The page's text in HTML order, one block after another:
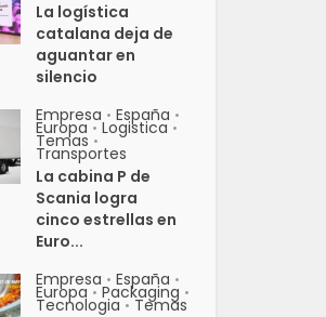
La logística
catalana deja de
aguantar en
silencio
Empresa • España •
Europa • Logistica •
Temas •
Transportes
La cabina P de
Scania logra
cinco estrellas en
Euro...
Empresa • España •
Europa • Packaging •
Tecnologia • Temas